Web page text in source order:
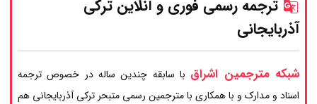
ترجمه رسمی فوری و آنلاین ترکی
آذربایجانی
شبکه مترجمین اشراق با سابقه چندین ساله در خصوص ترجمه
اسناد و مدارک و با همکاری با مترجمین رسمی متبحر ترکی آذربایجانی هم